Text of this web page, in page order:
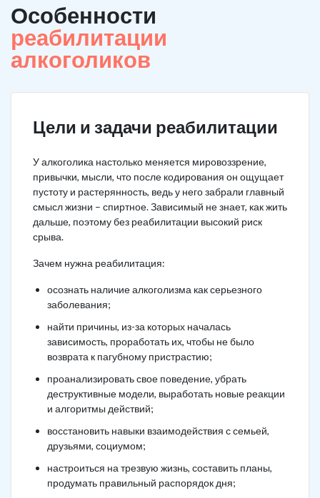
Особенности
реабилитации
алкоголиков
Цели и задачи реабилитации
У алкоголика настолько меняется мировоззрение,
привычки, мысли, что после кодирования он ощущает
пустоту и растерянность, ведь у него забрали главный
смысл жизни – спиртное. Зависимый не знает, как жить
дальше, поэтому без реабилитации высокий риск
срыва.
Зачем нужна реабилитация:
осознать наличие алкоголизма как серьезного
заболевания;
найти причины, из-за которых началась
зависимость, проработать их, чтобы не было
возврата к пагубному пристрастию;
проанализировать свое поведение, убрать
деструктивные модели, выработать новые реакции
и алгоритмы действий;
восстановить навыки взаимодействия с семьей,
друзьями, социумом;
настроиться на трезвую жизнь, составить планы,
продумать правильный распорядок дня;